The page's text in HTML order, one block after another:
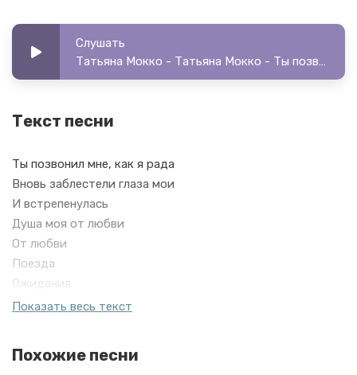
Слушать
Татьяна Мокко - Татьяна Мокко - Ты позвонил
Текст песни
Ты позвонил мне, как я рада
Вновь заблестели глаза мои
И встрепенулась
Душа моя от любви
От любви
Поезда
Ожидания
Километры
Самолеты
Показать весь текст
Похожие песни